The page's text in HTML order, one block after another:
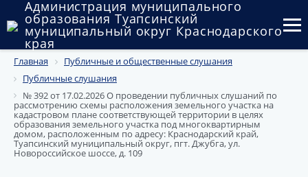
Администрация муниципального
образования Туапсинский
муниципальный округ Краснодарского
края
Округ
Администрация
Муниципальные закупки
Государственный и муниципальный контроль
Главная
Публичные и общественные слушания
Публичные слушания
№ 392 от 17.02.2026 О проведении публичных слушаний по
рассмотрению схемы расположения земельного участка на
кадастровом плане соответствующей территории в целях
образования земельного участка под многоквартирным
домом, расположенным по адресу: Краснодарский край,
Туапсинский муниципальный округ, пгт. Джубга, ул.
Новороссийское шоссе, д. 109